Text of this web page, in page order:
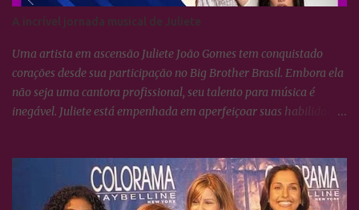
A incrível jornada musical de Juliete
Uma artista em ascensão Juliete João Gomes tem conquistado
corações desde sua participação no Big Brother Brasil. Embora ela
não seja uma cantora profissional, seu talento para música é
inegável. Juliete está empenhada em aperfeiçoar suas habilidades
cantar não se resume apenas a isso. É necessário conhecer técnicas
de respiração e saber utilizá-las para potencializar a voz. Essas